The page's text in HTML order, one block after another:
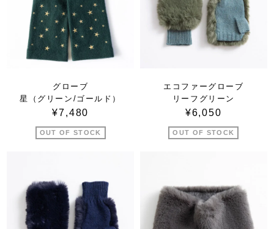
グローブ
星（グリーン/ゴールド）
¥7,480
OUT OF STOCK
エコファーグローブ
リーフグリーン
¥6,050
OUT OF STOCK